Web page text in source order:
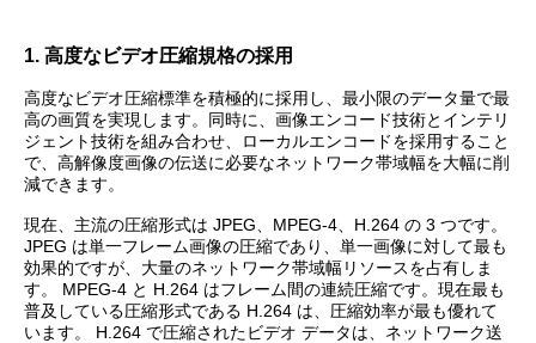
1. 高度なビデオ圧縮規格の採用
高度なビデオ圧縮標準を積極的に採用し、最小限のデータ量で最
高の画質を実現します。同時に、画像エンコード技術とインテリ
ジェント技術を組み合わせ、ローカルエンコードを採用すること
で、高解像度画像の伝送に必要なネットワーク帯域幅を大幅に削
減できます。
現在、主流の圧縮形式は JPEG、MPEG-4、H.264 の 3 つです。
JPEG は単一フレーム画像の圧縮であり、単一画像に対して最も
効果的ですが、大量のネットワーク帯域幅リソースを占有しま
す。 MPEG-4 と H.264 はフレーム間の連続圧縮です。現在最も
普及している圧縮形式である H.264 は、圧縮効率が最も優れて
います。 H.264 で圧縮されたビデオ データは、ネットワーク送